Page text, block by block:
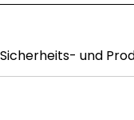
Ihre
Sicherheits- und